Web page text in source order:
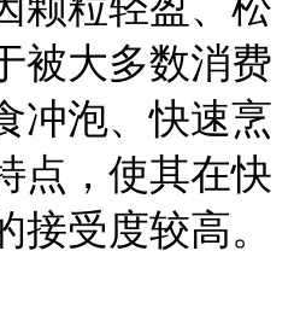
被大多数消费
冲泡、快速烹
点，使其在快
接受度较高。